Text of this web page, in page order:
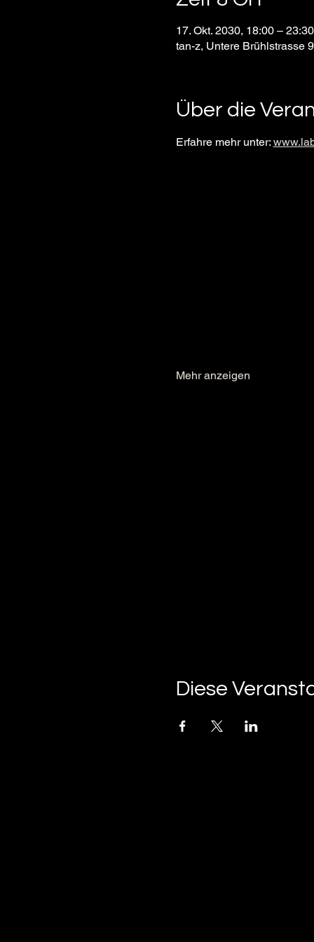
17. Okt. 2030, 18:00 –
tan-z, Untere Brühlstrasse
Über die
Erfahre mehr unter:
Mehr anzeigen
Diese